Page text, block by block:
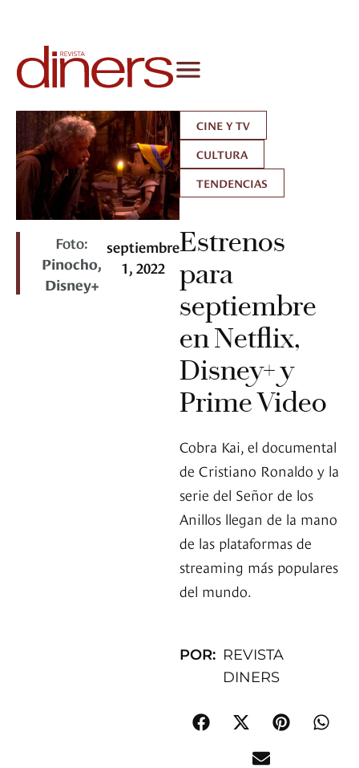
Foto:
Pinocho,
Disney+
septiembre
1, 2022
CINE Y TV
CULTURA
TENDENCIAS
Estrenos
para
septiembre
en Netflix,
Disney+ y
Prime Video
Cobra Kai, el documental
de Cristiano Ronaldo y la
serie del Señor de los
Anillos llegan de la mano
de las plataformas de
streaming más populares
del mundo.
POR: REVISTA
DINERS